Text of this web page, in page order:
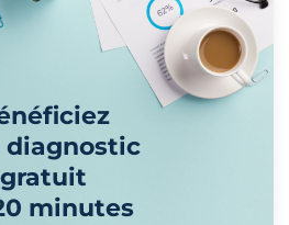
diagnostic
gratuit
minutes